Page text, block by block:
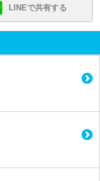
LINEで共有する